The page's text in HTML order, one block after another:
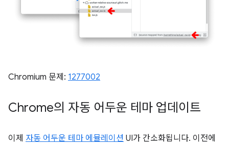
Chromium 문제: 1277002
Chrome의 자동 어두운 테마 업데이트
이제 자동 어두운 테마 에뮬레이션 UI가 간소화됩니다. 이전에